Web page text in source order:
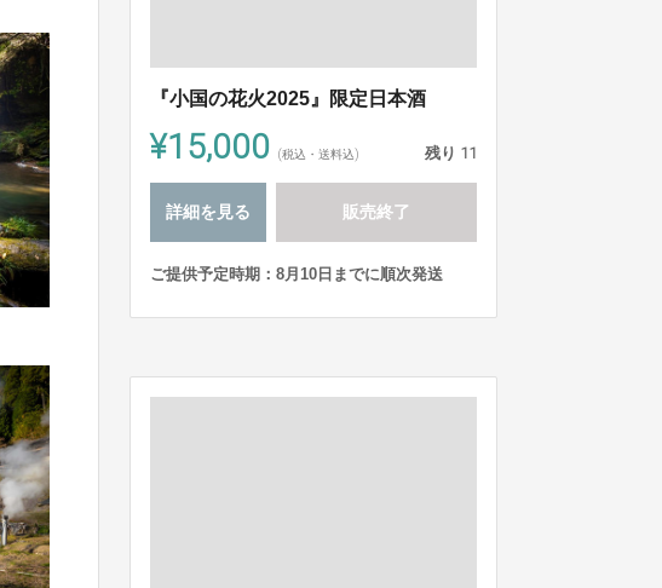
『小国の花火2025』限定日本酒
¥15,000 (税込・送料込) 残り 11
詳細を見る 販売終了
ご提供予定時期：8月10日までに順次発送